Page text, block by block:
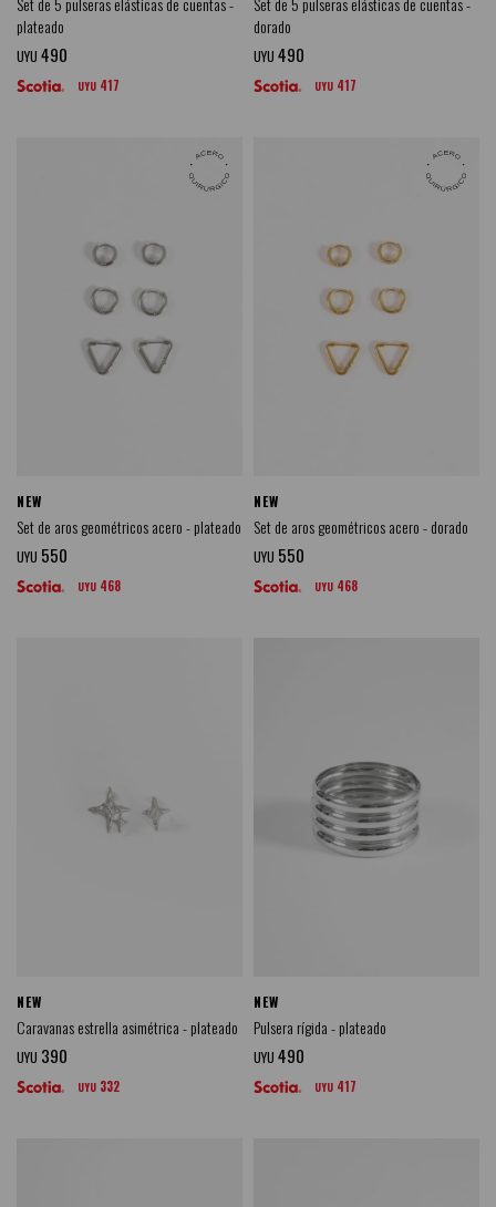
plateado
UYU 490
UYU 417
dorado
UYU 490
UYU 417
NEW
Set de aros geométricos acero - plateado
UYU 550
UYU 468
NEW
Set de aros geométricos acero - dorado
UYU 550
UYU 468
NEW
Caravanas estrella asimétrica - plateado
UYU 390
UYU 332
NEW
Pulsera rígida - plateado
UYU 490
UYU 417